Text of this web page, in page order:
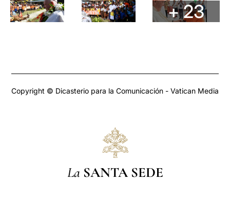
+ 23
Copyright © Dicasterio para la Comunicación - Vatican Media
La SANTA SEDE